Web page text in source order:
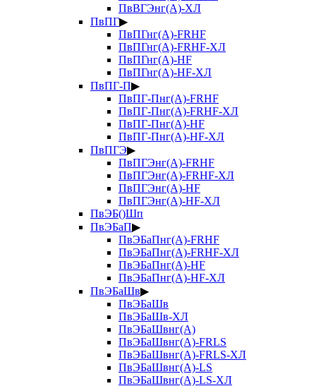
ПвВГЭнг(А)-ХЛ
ПвПГ▶
ПвПГнг(А)-FRHF
ПвПГнг(А)-FRHF-ХЛ
ПвПГнг(А)-HF
ПвПГнг(А)-HF-ХЛ
ПвПГ-П▶
ПвПГ-Пнг(А)-FRHF
ПвПГ-Пнг(А)-FRHF-ХЛ
ПвПГ-Пнг(А)-HF
ПвПГ-Пнг(А)-HF-ХЛ
ПвПГЭ▶
ПвПГЭнг(А)-FRHF
ПвПГЭнг(А)-FRHF-ХЛ
ПвПГЭнг(А)-HF
ПвПГЭнг(А)-HF-ХЛ
ПвЭБ()Шп
ПвЭБаП▶
ПвЭБаПнг(А)-FRHF
ПвЭБаПнг(А)-FRHF-ХЛ
ПвЭБаПнг(А)-HF
ПвЭБаПнг(А)-HF-ХЛ
ПвЭБаШв▶
ПвЭБаШв
ПвЭБаШв-ХЛ
ПвЭБаШвнг(А)
ПвЭБаШвнг(А)-FRLS
ПвЭБаШвнг(А)-FRLS-ХЛ
ПвЭБаШвнг(А)-LS
ПвЭБаШвнг(А)-LS-ХЛ